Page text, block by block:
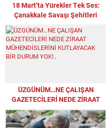
18 Mart’ta Yürekler Tek Ses:
Çanakkale Savaşı Şehitleri
Minnetle Anıldı
ÜZGÜNÜM…NE ÇALIŞAN
GAZETECİLERİ NEDE ZİRAAT
MÜHENDİSLERİNİ KUTLAYACAK
BİR DURUM YOK!..